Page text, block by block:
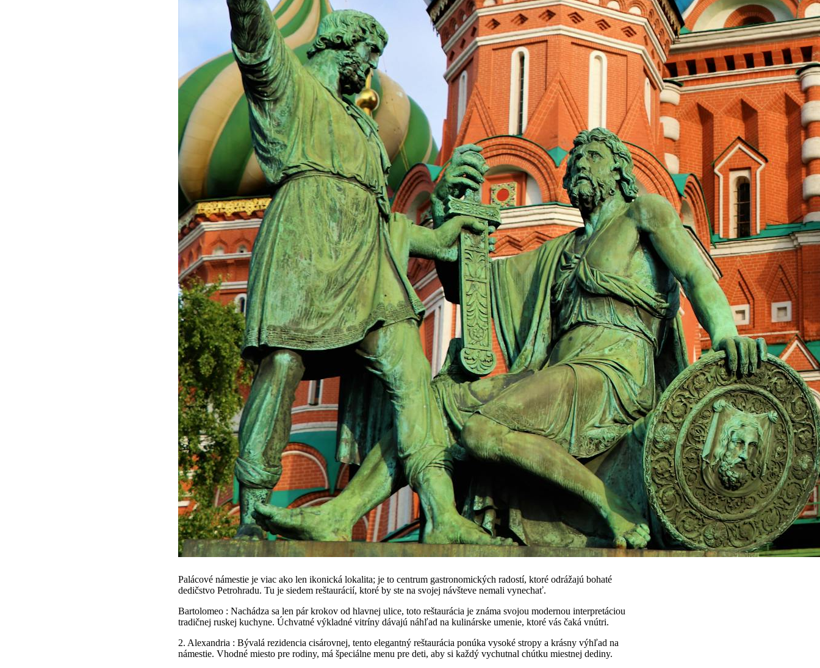
Palácové námestie je viac ako len ikonická lokalita; je to centrum gastronomických radostí, ktoré odrážajú bohaté
dedičstvo Petrohradu. Tu je siedem reštaurácií, ktoré by ste na svojej návšteve nemali vynechať.
Bartolomeo : Nachádza sa len pár krokov od hlavnej ulice, toto reštaurácia je známa svojou modernou interpretáciou
tradičnej ruskej kuchyne. Úchvatné výkladné vitríny dávajú náhľad na kulinárske umenie, ktoré vás čaká vnútri.
2. Alexandria : Bývalá rezidencia cisárovnej, tento elegantný reštaurácia ponúka vysoké stropy a krásny výhľad na
námestie. Vhodné miesto pre rodiny, má špeciálne menu pre deti, aby si každý vychutnal chútku miestnej dediny.